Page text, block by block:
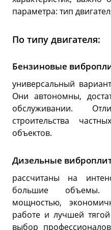
параметра: тип
По типу двигателя:
Бензиновые
универсальный
Они автономны,
обслуживании.
строительства
объектов.
Дизельные
рассчитаны на
большие объемы.
мощностью,
работе и лучшей
выбор